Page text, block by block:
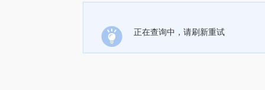
正在查询中，请刷新重试